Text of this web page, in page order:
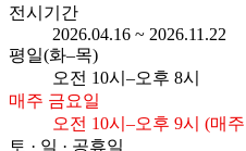
전시기간
2026.04.16 ~ 2026.11.22
평일(화–목)
오전 10시–오후 8시
매주 금요일
오전 10시–오후 9시 (매
토 · 일 · 공휴일